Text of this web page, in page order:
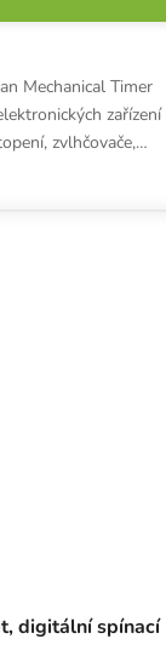
Mechanical Timer
zařízení
zvlhčovače,
digitální spínací